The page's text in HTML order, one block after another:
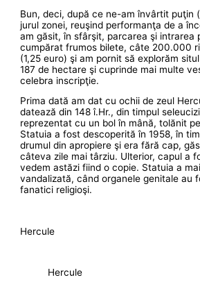
Bun, deci, după ce ne-am învârtit puţin
jurul zonei, reuşind performanţa de a
am găsit, în sfârşit, parcarea şi intrarea
cumpărat frumos bilete, câte 200.000
(1,25 euro) şi am pornit să explorăm
187 de hectare şi cuprinde mai multe
celebra inscripţie.
Prima dată am dat cu ochii de zeul
datează din 148 î.Hr., din timpul
reprezentat cu un bol în mână, tolănit
Statuia a fost descoperită în 1958, în
drumul din apropiere şi era fără cap,
câteva zile mai târziu. Ulterior, capul a
vedem astăzi fiind o copie. Statuia a
vandalizată, când organele genitale au
fanatici religioşi.
Hercule
Hercule